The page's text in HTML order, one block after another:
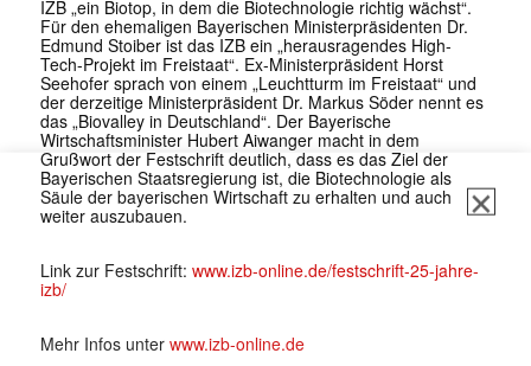
IZB „ein Biotop, in dem die Biotechnologie richtig wächst“.
Für den ehemaligen Bayerischen Ministerpräsidenten Dr.
Edmund Stoiber ist das IZB ein „herausragendes High-
Tech-Projekt im Freistaat“. Ex-Ministerpräsident Horst
Seehofer sprach von einem „Leuchtturm im Freistaat“ und
der derzeitige Ministerpräsident Dr. Markus Söder nennt es
das „Biovalley in Deutschland“. Der Bayerische
Wirtschaftsminister Hubert Aiwanger macht in dem
Grußwort der Festschrift deutlich, dass es das Ziel der
Bayerischen Staatsregierung ist, die Biotechnologie als
Säule der bayerischen Wirtschaft zu erhalten und auch
weiter auszubauen.
Link zur Festschrift: www.izb-online.de/festschrift-25-jahre-
izb/
Mehr Infos unter www.izb-online.de